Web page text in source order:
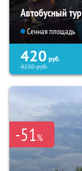
Автобусный
Сенная площадь
420 руб.
4230руб.
-51%